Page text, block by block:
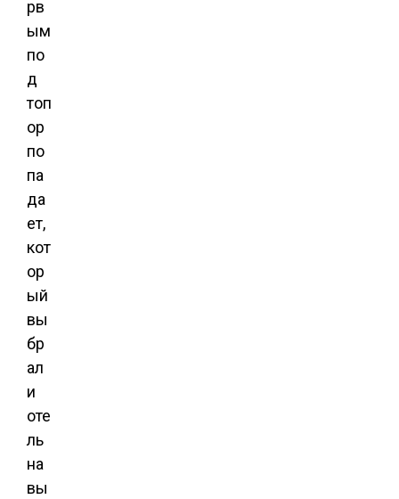
рв
ым
по
д
топ
ор
по
па
да
ет,
кот
ор
ый
вы
бр
ал
и
оте
ль
на
вы